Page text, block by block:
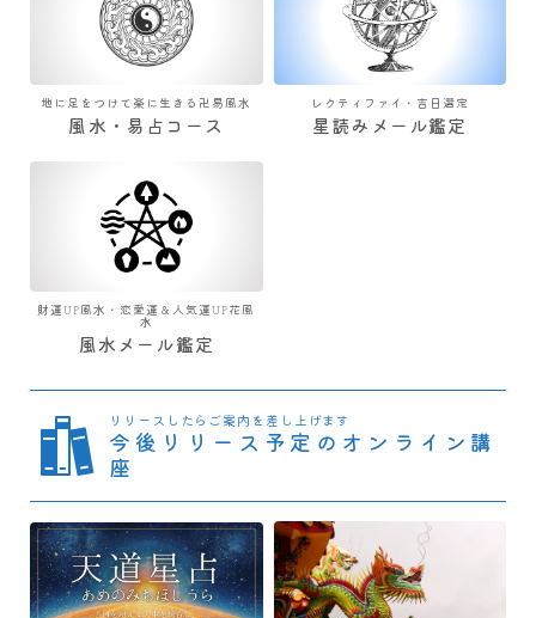
地に足をつけて楽に生きる卍易風水
風水・易占コース
レクティファイ・吉日選定
星読みメール鑑定
財運UP風水・恋愛運＆人気運UP花風
水
風水メール鑑定
リリースしたらご案内を差し上げます
今後リリース予定のオンライン講
座